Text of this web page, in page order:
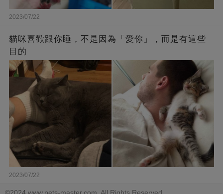
2023/07/22
貓咪喜歡跟你睡，不是因為「愛你」，而是有這些
目的
2023/07/22